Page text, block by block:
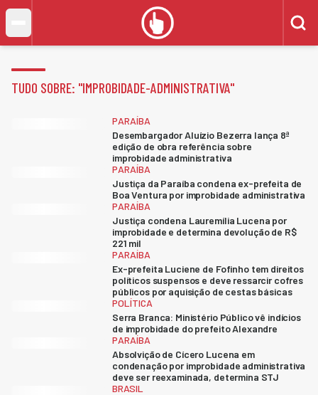
TUDO SOBRE: "IMPROBIDADE-ADMINISTRATIVA"
PARAÍBA
Desembargador Aluízio Bezerra lança 8ª
edição de obra referência sobre
improbidade administrativa
PARAÍBA
Justiça da Paraíba condena ex-prefeita de
Boa Ventura por improbidade administrativa
PARAÍBA
Justiça condena Lauremília Lucena por
improbidade e determina devolução de R$
221 mil
PARAÍBA
Ex-prefeita Luciene de Fofinho tem direitos
políticos suspensos e deve ressarcir cofres
públicos por aquisição de cestas básicas
POLÍTICA
Serra Branca: Ministério Público vê indícios
de improbidade do prefeito Alexandre
PARAÍBA
Absolvição de Cícero Lucena em
condenação por improbidade administrativa
deve ser reexaminada, determina STJ
BRASIL